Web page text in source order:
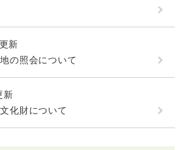
新
の照会について
新
化財について